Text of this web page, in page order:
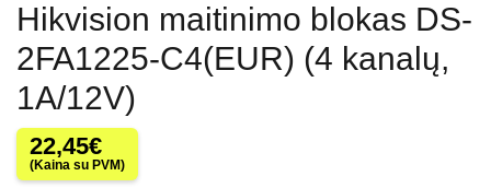
Hikvision maitinimo blokas DS-
2FA1225-C4(EUR) (4 kanalų,
1A/12V)
22,45€
(Kaina su PVM)